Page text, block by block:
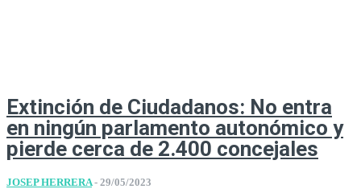
Extinción de Ciudadanos: No entra
en ningún parlamento autonómico y
pierde cerca de 2.400 concejales
JOSEP HERRERA - 29/05/2023